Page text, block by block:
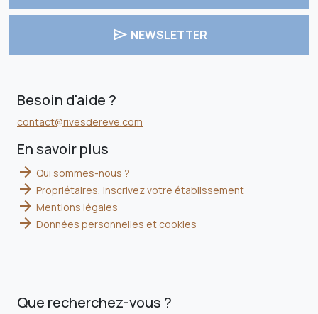
send NEWSLETTER
Besoin d'aide ?
contact@rivesdereve.com
En savoir plus
arrow_forward Qui sommes-nous ?
arrow_forward Propriétaires, inscrivez votre établissement
arrow_forward Mentions légales
arrow_forward Données personnelles et cookies
Que recherchez-vous ?